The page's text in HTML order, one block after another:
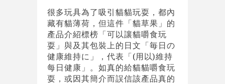
很多玩具為了吸引貓貓玩耍，都內
藏有貓薄荷，但這件「貓草果」的
產品介紹標榜「可以讓貓嚼食玩
耍」與及其包裝上的日文「毎日の
健康維持に」，代表「(用以)維持
每日健康」。如真的給貓貓嚼食玩
耍，或因其簡介而誤信該產品真的